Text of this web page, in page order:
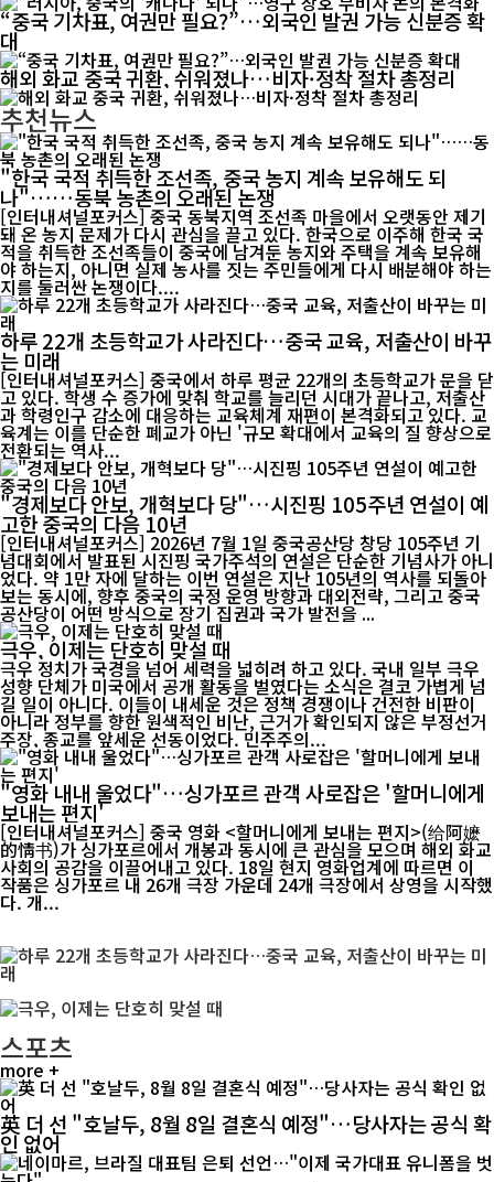
“중국 기차표, 여권만 필요?”…외국인 발권 가능 신분증 확
대
해외 화교 중국 귀환, 쉬워졌나…비자·정착 절차 총정리
추천뉴스
"한국 국적 취득한 조선족, 중국 농지 계속 보유해도 되
나"……동북 농촌의 오래된 논쟁
[인터내셔널포커스] 중국 동북지역 조선족 마을에서 오랫동안 제기
돼 온 농지 문제가 다시 관심을 끌고 있다. 한국으로 이주해 한국 국
적을 취득한 조선족들이 중국에 남겨둔 농지와 주택을 계속 보유해
야 하는지, 아니면 실제 농사를 짓는 주민들에게 다시 배분해야 하는
지를 둘러싼 논쟁이다....
하루 22개 초등학교가 사라진다…중국 교육, 저출산이 바꾸
는 미래
[인터내셔널포커스] 중국에서 하루 평균 22개의 초등학교가 문을 닫
고 있다. 학생 수 증가에 맞춰 학교를 늘리던 시대가 끝나고, 저출산
과 학령인구 감소에 대응하는 교육체계 재편이 본격화되고 있다. 교
육계는 이를 단순한 폐교가 아닌 '규모 확대에서 교육의 질 향상으로
전환되는 역사...
"경제보다 안보, 개혁보다 당"…시진핑 105주년 연설이 예
고한 중국의 다음 10년
[인터내셔널포커스] 2026년 7월 1일 중국공산당 창당 105주년 기
념대회에서 발표된 시진핑 국가주석의 연설은 단순한 기념사가 아니
었다. 약 1만 자에 달하는 이번 연설은 지난 105년의 역사를 되돌아
보는 동시에, 향후 중국의 국정 운영 방향과 대외전략, 그리고 중국
공산당이 어떤 방식으로 장기 집권과 국가 발전을 ...
극우, 이제는 단호히 맞설 때
극우 정치가 국경을 넘어 세력을 넓히려 하고 있다. 국내 일부 극우
성향 단체가 미국에서 공개 활동을 벌였다는 소식은 결코 가볍게 넘
길 일이 아니다. 이들이 내세운 것은 정책 경쟁이나 건전한 비판이
아니라 정부를 향한 원색적인 비난, 근거가 확인되지 않은 부정선거
주장, 종교를 앞세운 선동이었다. 민주주의...
"영화 내내 울었다"…싱가포르 관객 사로잡은 '할머니에게
보내는 편지'
[인터내셔널포커스] 중국 영화 <할머니에게 보내는 편지>(给阿嬷
的情书)가 싱가포르에서 개봉과 동시에 큰 관심을 모으며 해외 화교
사회의 공감을 이끌어내고 있다. 18일 현지 영화업계에 따르면 이
작품은 싱가포르 내 26개 극장 가운데 24개 극장에서 상영을 시작했
다. 개...
스포츠
more +
英 더 선 "호날두, 8월 8일 결혼식 예정"…당사자는 공식 확
인 없어